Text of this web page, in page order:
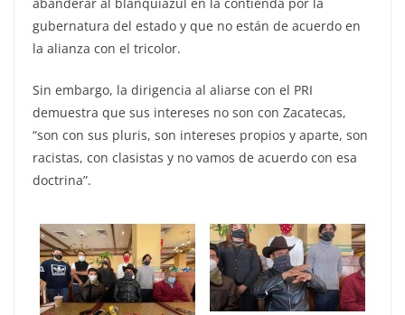
gubernatura del estado y que no están de acuerdo en
la alianza con el tricolor.
Sin embargo, la dirigencia al aliarse con el PRI
demuestra que sus intereses no son con Zacatecas,
“son con sus pluris, son intereses propios y aparte, son
racistas, con clasistas y no vamos de acuerdo con esa
doctrina”.